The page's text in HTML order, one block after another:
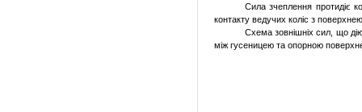
Сила зчеплення протидіє
контакту веду­чих коліс з
Схема зовнішніх сил, що
між гусени­цею та опорною